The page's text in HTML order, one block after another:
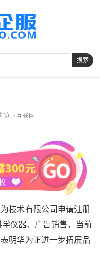
搜索
览 互联网
技术有限公司申请注册
学仪器、广告销售，当前
明华为正进一步拓展品